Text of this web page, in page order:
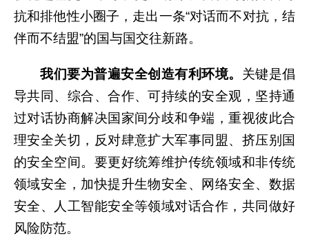
抗和排他性小圈子，走出一条“对话而不对抗，结
伴而不结盟”的国与国交往新路。
我们要为普遍安全创造有利环境。 关键是倡
导共同、综合、合作、可持续的安全观，坚持通
过对话协商解决国家间分歧和争端，重视彼此合
理安全关切，反对肆意扩大军事同盟、挤压别国
的安全空间。要更好统筹维护传统领域和非传统
领域安全，加快提升生物安全、网络安全、数据
安全、人工智能安全等领域对话合作，共同做好
风险防范。